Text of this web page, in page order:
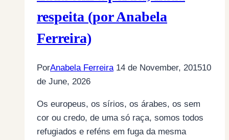
respeita (por Anabela
Ferreira)
PorAnabela Ferreira 14 de November, 201510
de June, 2026
Os europeus, os sírios, os árabes, os sem
cor ou credo, de uma só raça, somos todos
refugiados e reféns em fuga da mesma